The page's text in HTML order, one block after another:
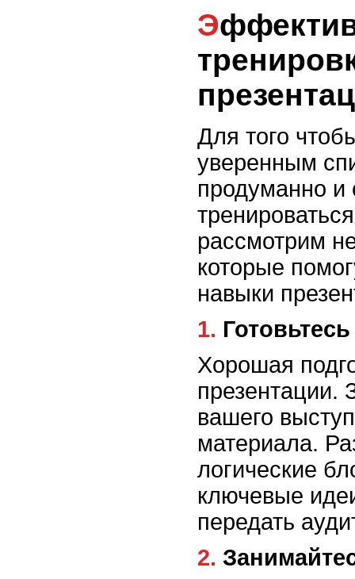
Эффективные методы
Для того
уверенным
продуманно и
рассмотрим
которые
навыки
1.
Хорошая
презентации.
вашего
материала.
логические
ключевые
передать
2.